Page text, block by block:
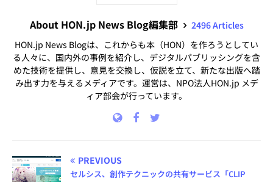
About HON.jp News Blog編集部
2496 Articles
HON.jp News Blogは、これからも本（HON）を作ろうとしてい
る人々に、国内外の事例を紹介し、デジタルパブリッシングを含
めた技術を提供し、意見を交換し、仮説を立て、新たな出版へ踏
み出す力を与えるメディアです。運営は、NPO法人HON.jp メデ
ィア部会が行っています。
PREVIOUS
セルシス、創作テクニックの共有サービス「CLIP